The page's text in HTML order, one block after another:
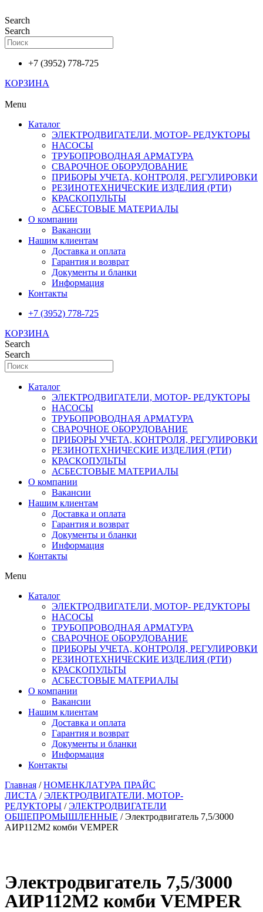
к
содержимому
Search
Search
+7 (3952) 778-725
КОРЗИНА
Menu
Каталог
ЭЛЕКТРОДВИГАТЕЛИ, МОТОР- РЕДУКТОРЫ
НАСОСЫ
ТРУБОПРОВОДНАЯ АРМАТУРА
СВАРОЧНОЕ ОБОРУДОВАНИЕ
ПРИБОРЫ УЧЕТА, КОНТРОЛЯ, РЕГУЛИРОВКИ
РЕЗИНОТЕХНИЧЕСКИЕ ИЗДЕЛИЯ (РТИ)
КРАСКОПУЛЬТЫ
АСБЕСТОВЫЕ МАТЕРИАЛЫ
О компании
Вакансии
Нашим клиентам
Доставка и оплата
Гарантия и возврат
Документы и бланки
Информация
Контакты
+7 (3952) 778-725
КОРЗИНА
Search
Search
Каталог
ЭЛЕКТРОДВИГАТЕЛИ, МОТОР- РЕДУКТОРЫ
НАСОСЫ
ТРУБОПРОВОДНАЯ АРМАТУРА
СВАРОЧНОЕ ОБОРУДОВАНИЕ
ПРИБОРЫ УЧЕТА, КОНТРОЛЯ, РЕГУЛИРОВКИ
РЕЗИНОТЕХНИЧЕСКИЕ ИЗДЕЛИЯ (РТИ)
КРАСКОПУЛЬТЫ
АСБЕСТОВЫЕ МАТЕРИАЛЫ
О компании
Вакансии
Нашим клиентам
Доставка и оплата
Гарантия и возврат
Документы и бланки
Информация
Контакты
Menu
Каталог
ЭЛЕКТРОДВИГАТЕЛИ, МОТОР- РЕДУКТОРЫ
НАСОСЫ
ТРУБОПРОВОДНАЯ АРМАТУРА
СВАРОЧНОЕ ОБОРУДОВАНИЕ
ПРИБОРЫ УЧЕТА, КОНТРОЛЯ, РЕГУЛИРОВКИ
РЕЗИНОТЕХНИЧЕСКИЕ ИЗДЕЛИЯ (РТИ)
КРАСКОПУЛЬТЫ
АСБЕСТОВЫЕ МАТЕРИАЛЫ
О компании
Вакансии
Нашим клиентам
Доставка и оплата
Гарантия и возврат
Документы и бланки
Информация
Контакты
Главная /НОМЕНКЛАТУРА ПРАЙС
ЛИСТА /ЭЛЕКТРОДВИГАТЕЛИ, МОТОР-
РЕДУКТОРЫ /ЭЛЕКТРОДВИГАТЕЛИ
ОБЩЕПРОМЫШЛЕННЫЕ / Электродвигатель 7,5/3000
АИР112M2 комби VEMPER
Электродвигатель 7,5/3000
АИР112M2 комби VEMPER